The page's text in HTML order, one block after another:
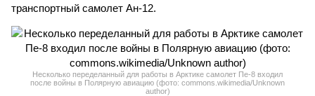
транспортный самолет Ан-12.
Несколько переделанный для работы в Арктике самолет Пе-8 входил
после войны в Полярную авиацию (фото: commons.wikimedia/Unknown
author)